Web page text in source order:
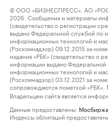
© ООО «БИЗНЕСПРЕСС», АО
2026. Сообщения и материалы
(свидетельство о регистрации
выдано Федеральной службой по
информационных технологий и
(Роскомнадзор) 09.12.2015 за
издания «РБК» (свидетельство о
информации выдано Федеральной
информационных технологий и
(Роскомнадзор) 03.12.2021 за
сопровождаются пометкой «РБК».
Владельцем сайта является
Данные предоставлены: Мосбиржа
Индексы облигаций